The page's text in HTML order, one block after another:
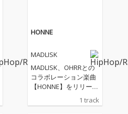
HONNE
MADLISK
MADLISK、OHRRとの
コラボレーション楽曲
【HONNE】をリリー
第2弾となる今作は、
1 track